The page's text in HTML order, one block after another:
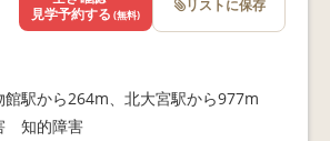
館駅から264m、北大宮駅から977m
知的障害
見学予約する (無料) リストに保存